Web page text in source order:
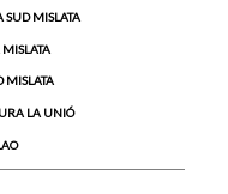
SUD MISLATA
MISLATA
LA UNIÓ